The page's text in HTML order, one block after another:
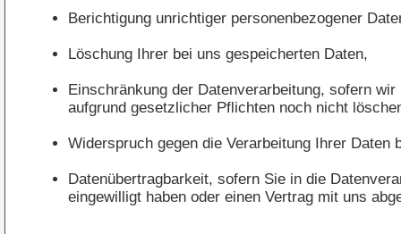
Berichtigung unrichtiger personenbezogener
Löschung Ihrer bei uns gespeicherten Daten,
Einschränkung der Datenverarbeitung, sofern wir
aufgrund gesetzlicher Pflichten noch nicht
Widerspruch gegen die Verarbeitung Ihrer Daten
Datenübertragbarkeit, sofern Sie in die
eingewilligt haben oder einen Vertrag mit uns